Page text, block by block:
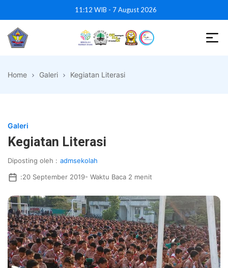
to
the
content
11:12 WIB - 7 August 2026
Surabaya
Home Galeri Kegiatan Literasi
Galeri
Kegiatan Literasi
Diposting oleh : admsekolah
:20 September 2019- Waktu Baca 2 menit